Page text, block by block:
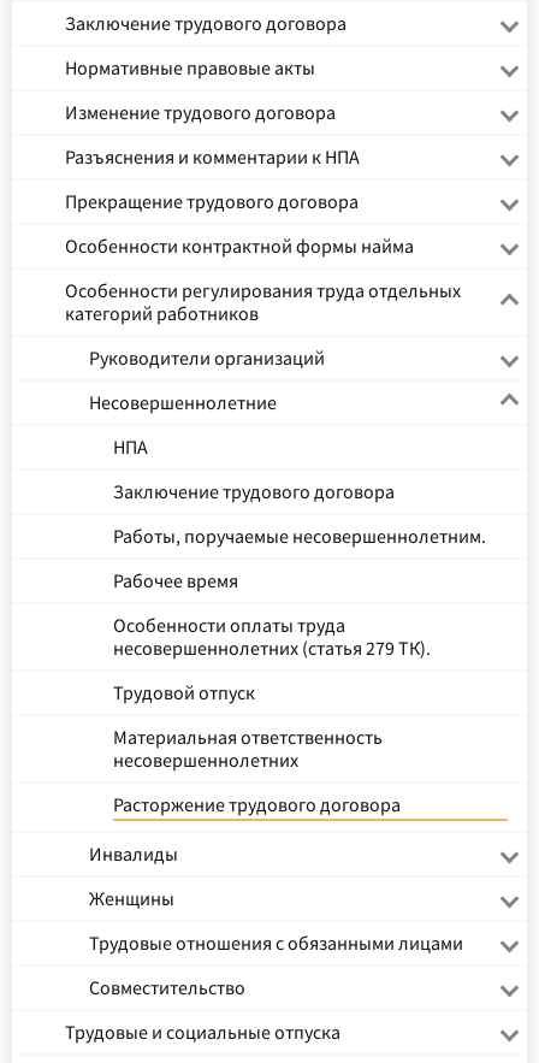
Заключение трудового договора
Нормативные правовые акты
Изменение трудового договора
Разъяснения и комментарии к НПА
Прекращение трудового договора
Особенности контрактной формы найма
Особенности регулирования труда отдельных
категорий работников
Руководители организаций
Несовершеннолетние
НПА
Заключение трудового договора
Работы, поручаемые несовершеннолетним.
Рабочее время
Особенности оплаты труда
несовершеннолетних (статья 279 ТК).
Трудовой отпуск
Материальная ответственность
несовершеннолетних
Расторжение трудового договора
Инвалиды
Женщины
Трудовые отношения с обязанными лицами
Совместительство
Трудовые и социальные отпуска